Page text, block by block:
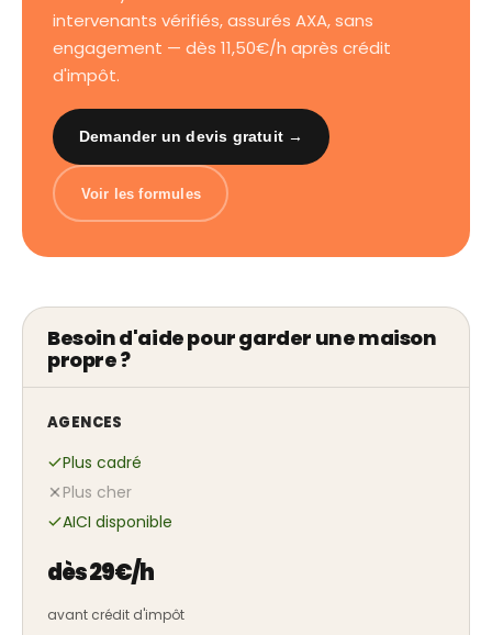
intervenants vérifiés, assurés AXA, sans
engagement — dès 11,50€/h après crédit
d'impôt.
Demander un devis gratuit →
Voir les formules
Besoin d'aide pour garder une maison
propre ?
AGENCES
Plus cadré
Plus cher
AICI disponible
dès 29€/h
avant crédit d'impôt